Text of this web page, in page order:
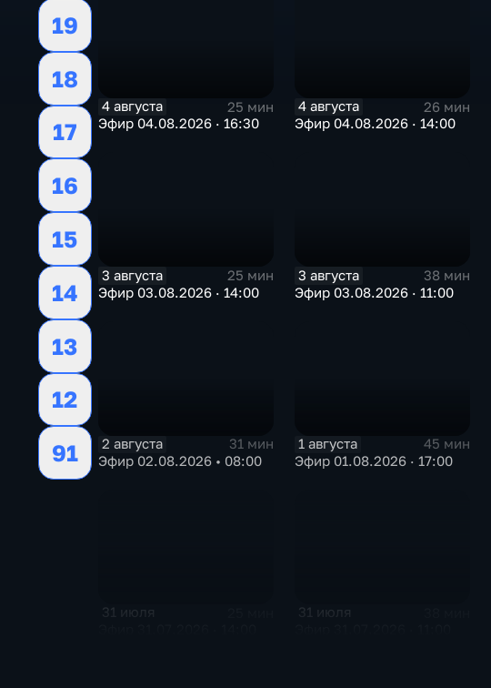
19
18
17
16
15
14
13
12
91
4 августа
25 мин
Эфир 04.08.2026 · 16:30
4 августа
26 мин
Эфир 04.08.2026 · 14:00
3 августа
25 мин
Эфир 03.08.2026 · 14:00
3 августа
38 мин
Эфир 03.08.2026 · 11:00
2 августа
31 мин
Эфир 02.08.2026 • 08:00
1 августа
45 мин
Эфир 01.08.2026 · 17:00
31 июля 31 июля